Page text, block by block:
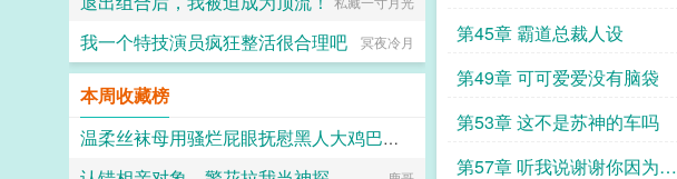
第45章 霸道总裁人设
第49章 可可爱爱没有脑袋
第53章 这不是苏神的车吗
第57章 听我说谢谢你因为有
我一个特技演员疯狂整活很合理吧 冥夜冷月
本周收藏榜
温柔丝袜母用骚烂屁眼抚慰黑人大鸡巴的淫乱群交摄影记录